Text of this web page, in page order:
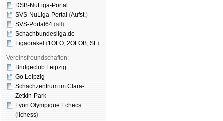
DSB-NuLiga-Portal
SVS-NuLiga-Portal (Aufst.)
SVS-Portal64 (alt)
Schachbundesliga.de
Ligaorakel (1OLO, 2OLOB, SL)
Vereinsfreundschaften:
Bridgeclub Leipzig
Go Leipzig
Schachzentrum im Clara-
Zetkin-Park
Lyon Olympique Echecs
( lichess)